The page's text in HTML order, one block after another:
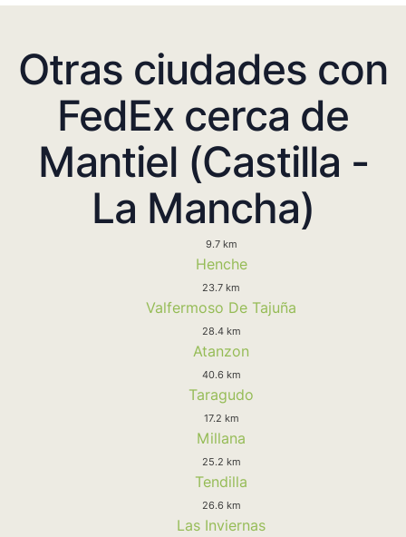
Otras ciudades con
FedEx cerca de
Mantiel (Castilla -
La Mancha)
9.7 km
Henche
23.7 km
Valfermoso De Tajuña
28.4 km
Atanzon
40.6 km
Taragudo
17.2 km
Millana
25.2 km
Tendilla
26.6 km
Las Inviernas